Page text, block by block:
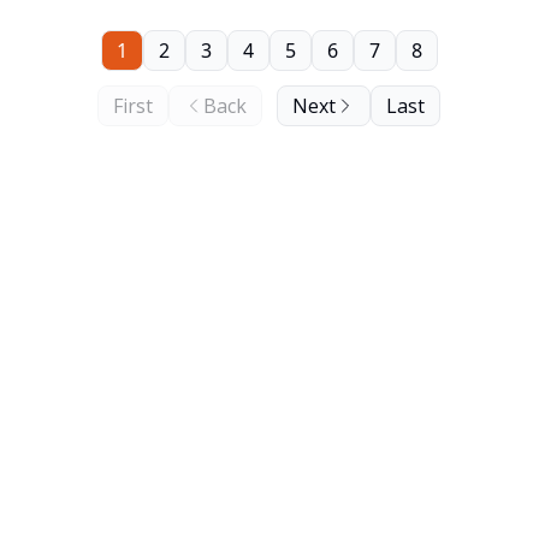
First Back
1 2 3 4 5 6 7 8
Next Last